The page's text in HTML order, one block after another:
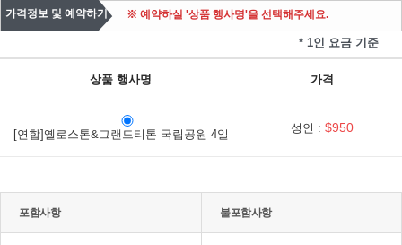
가격정보 및 예약하기 ※ 예약하실 '상품 행사명'을 선택해주세요.
* 1인 요금 기준
상품 행사명 가격
[연합]옐로스톤&그랜드티톤 국립공원 4일 성인 : $950
포함사항 불포함사항